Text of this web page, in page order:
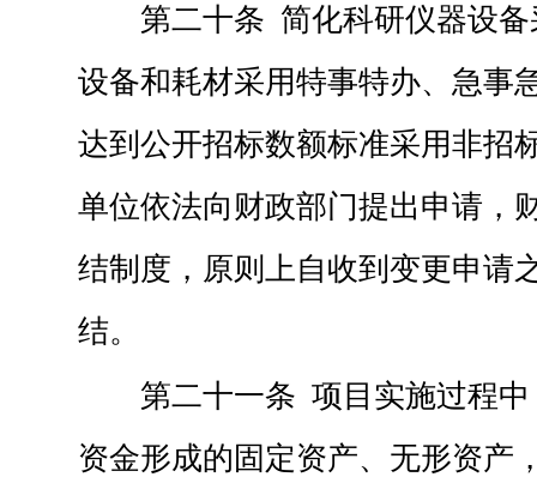
第二十条 简化科研仪器设
设备和耗材采用特事特办、急事
达到公开招标数额标准采用非招
单位依法向财政部门提出申请，
结制度，原则上自收到变更申请
结。
第二十一条 项目实施过程
资金形成的固定资产、无形资产